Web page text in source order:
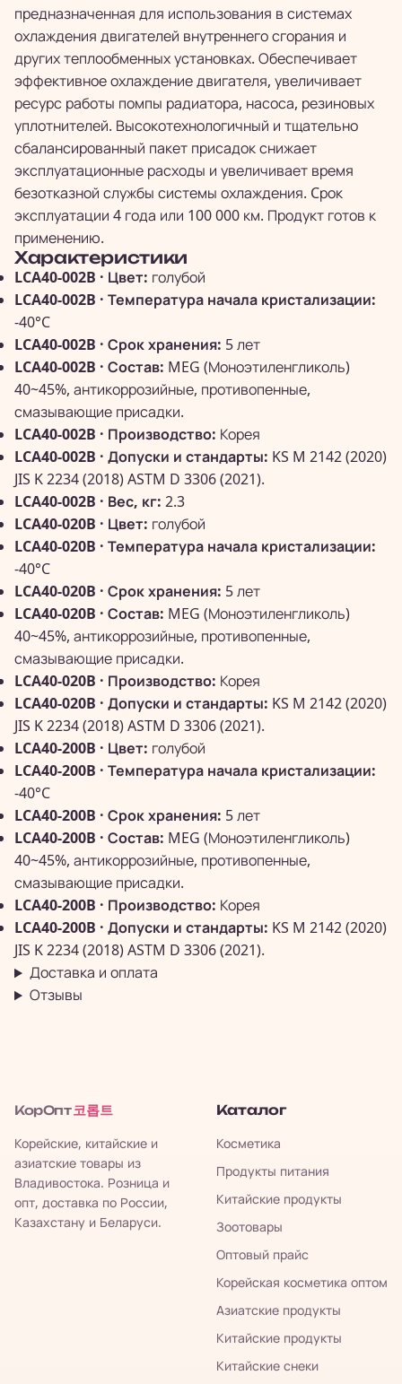
предназначенная для использования в системах
охлаждения двигателей внутреннего сгорания и
других теплообменных установках. Обеспечивает
эффективное охлаждение двигателя, увеличивает
ресурс работы помпы радиатора, насоса, резиновых
уплотнителей. Высокотехнологичный и тщательно
сбалансированный пакет присадок снижает
эксплуатационные расходы и увеличивает время
безотказной службы системы охлаждения. Cрок
эксплуатации 4 года или 100 000 км. Продукт готов к
применению.
Характеристики
LCA40-002B · Цвет: голубой
LCA40-002B · Температура начала кристализации:
-40°C
LCA40-002B · Срок хранения: 5 лет
LCA40-002B · Состав: MEG (Моноэтиленгликоль)
40~45%, антикоррозийные, противопенные,
смазывающие присадки.
LCA40-002B · Производство: Корея
LCA40-002B · Допуски и стандарты: KS M 2142 (2020)
JIS K 2234 (2018) ASTM D 3306 (2021).
LCA40-002B · Вес, кг: 2.3
LCA40-020B · Цвет: голубой
LCA40-020B · Температура начала кристализации:
-40°C
LCA40-020B · Срок хранения: 5 лет
LCA40-020B · Состав: MEG (Моноэтиленгликоль)
40~45%, антикоррозийные, противопенные,
смазывающие присадки.
LCA40-020B · Производство: Корея
LCA40-020B · Допуски и стандарты: KS M 2142 (2020)
JIS K 2234 (2018) ASTM D 3306 (2021).
LCA40-200B · Цвет: голубой
LCA40-200B · Температура начала кристализации:
-40°C
LCA40-200B · Срок хранения: 5 лет
LCA40-200B · Состав: MEG (Моноэтиленгликоль)
40~45%, антикоррозийные, противопенные,
смазывающие присадки.
LCA40-200B · Производство: Корея
LCA40-200B · Допуски и стандарты: KS M 2142 (2020)
JIS K 2234 (2018) ASTM D 3306 (2021).
Доставка и оплата
Отзывы
КорОпт 코롭트
Корейские, китайские и
азиатские товары из
Владивостока. Розница и
опт, доставка по России,
Казахстану и Беларуси.
Каталог
Косметика
Продукты питания
Китайские продукты
Зоотовары
Оптовый прайс
Корейская косметика оптом
Азиатские продукты
Китайские продукты
Китайские снеки